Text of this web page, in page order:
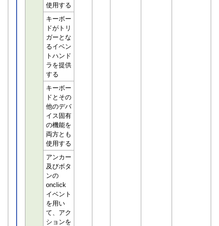
使用する
キーボー
ドがトリ
ガーとな
るイベン
トハンド
ラを提供
する
キーボー
ドとその
他のデバ
イス固有
の機能を
両方とも
使用する
アンカー
及びボタ
ンの
onclick
イベント
を用い
て、アク
ションを